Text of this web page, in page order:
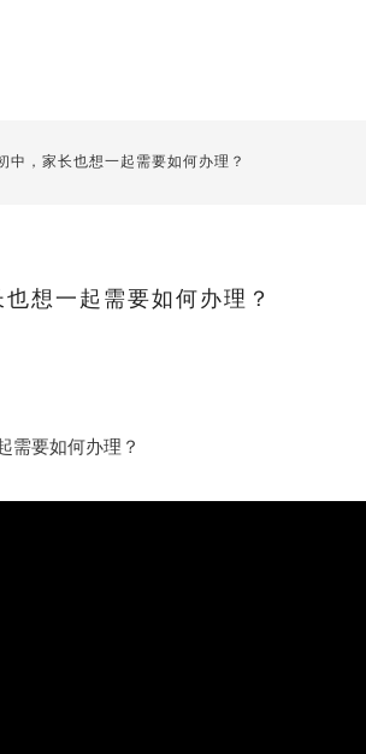
中，家长也想一起需要如何办理？
想一起需要如何办理？
需要如何办理？